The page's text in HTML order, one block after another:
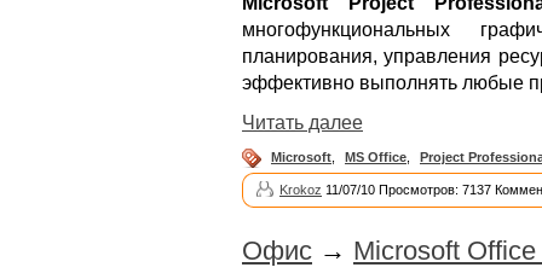
многофункциональных
планирования, управления
эффективно выполнять любые
Читать далее
Microsoft MS Office Project
Krokoz 11/07/10 Просмотров: 7137
Офис → Microsoft